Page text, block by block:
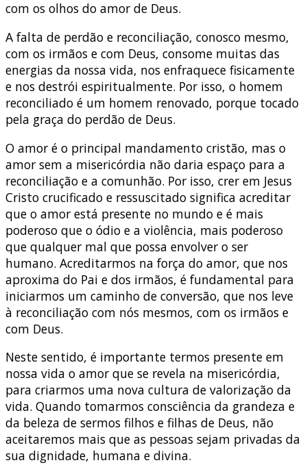
com os olhos do amor de Deus.
A falta de perdão e reconciliação, conosco mesmo,
com os irmãos e com Deus, consome muitas das
energias da nossa vida, nos enfraquece fisicamente
e nos destrói espiritualmente. Por isso, o homem
reconciliado é um homem renovado, porque tocado
pela graça do perdão de Deus.
O amor é o principal mandamento cristão, mas o
amor sem a misericórdia não daria espaço para a
reconciliação e a comunhão. Por isso, crer em Jesus
Cristo crucificado e ressuscitado significa acreditar
que o amor está presente no mundo e é mais
poderoso que o ódio e a violência, mais poderoso
que qualquer mal que possa envolver o ser
humano. Acreditarmos na força do amor, que nos
aproxima do Pai e dos irmãos, é fundamental para
iniciarmos um caminho de conversão, que nos leve
à reconciliação com nós mesmos, com os irmãos e
com Deus.
Neste sentido, é importante termos presente em
nossa vida o amor que se revela na misericórdia,
para criarmos uma nova cultura de valorização da
vida. Quando tomarmos consciência da grandeza e
da beleza de sermos filhos e filhas de Deus, não
aceitaremos mais que as pessoas sejam privadas da
sua dignidade, humana e divina.